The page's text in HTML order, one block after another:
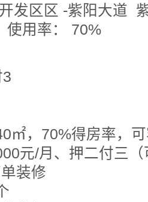
发区区 -紫阳大道
使用率： 70%
㎡，70%得房率，
元/月、押二付三（
装修